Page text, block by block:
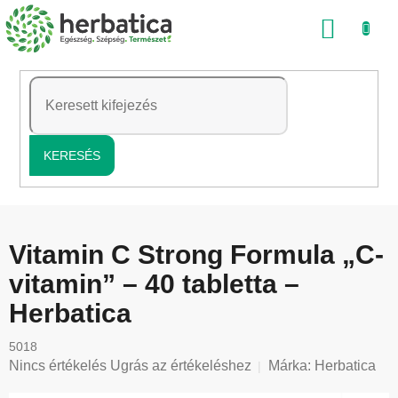
Ugrás
a
tartalomhoz
KERESÉS
Vitamin C Strong Formula „C-
vitamin” – 40 tabletta –
Herbatica
5018
A
Nincs értékelés Ugrás az értékeléshez Márka: Herbatica